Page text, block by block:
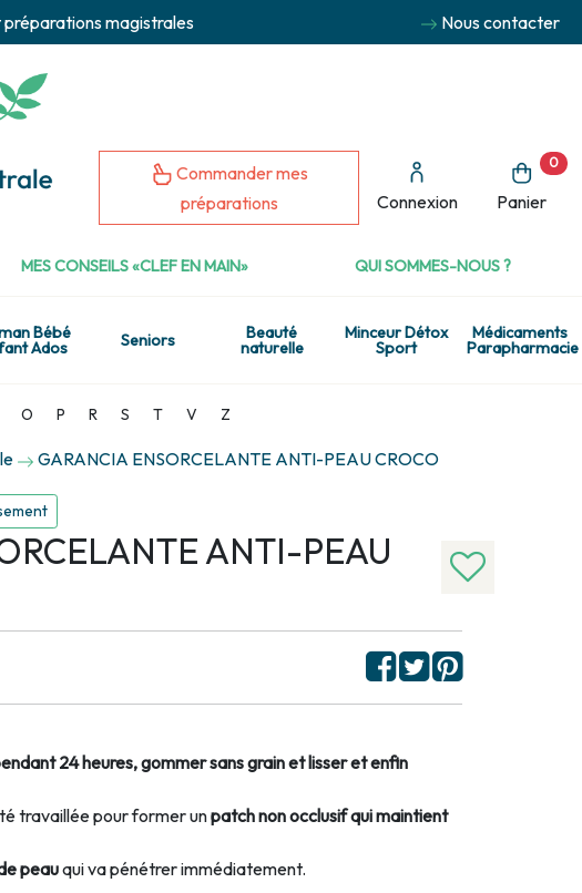
magistrales Nous contacter
Commander mes
préparations
Connexion Panier
0
MES CONSEILS «CLEF EN MAIN» QUI SOMMES-NOUS ?
Bébé
Ados Seniors Beauté
naturelle
Minceur Détox
Sport
Médicaments
Parapharmacie
O P R S T V Z
GARANCIA ENSORCELANTE ANTI-PEAU CROCO
ANTI-PEAU
24 heures, gommer sans grain et lisser et enfin
travaillée pour former unpatch non occlusif qui maintient
peauqui va pénétrer immédiatement.